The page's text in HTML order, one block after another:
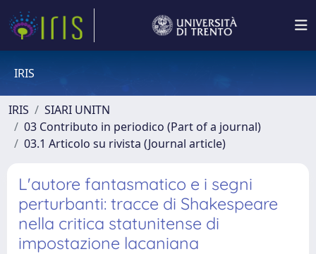
IRIS
IRIS
SIARI UNITN
03 Contributo in periodico (Part of a journal)
03.1 Articolo su rivista (Journal article)
L'autore fantasmatico e i segni
perturbanti: tracce di Shakespeare
nella critica statunitense di
impostazione lacaniana